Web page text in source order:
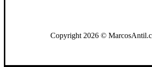
Copyright 2026 ©